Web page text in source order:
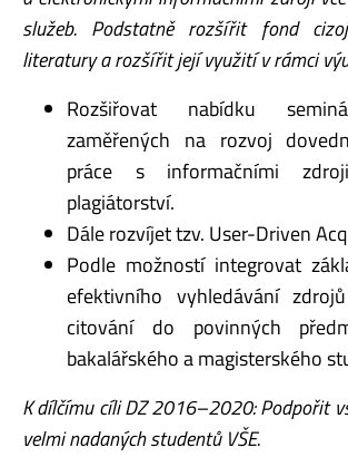
služeb. Podstatně rozšířit fond
literatury a rozšířit její využití v rámci
Rozšiřovat nabídku
zaměřených na rozvoj
práce s informačními
plagiátorství.
Dále rozvíjet tzv. User-Driven
Podle možností integrovat
efektivního vyhledávání
citování do povinných
bakalářského a magisterského
K dílčímu cíli DZ 2016–2020: Podpořit
velmi nadaných studentů VŠE.